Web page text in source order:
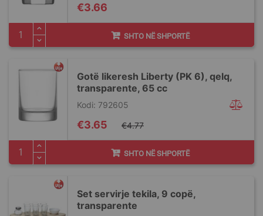
€3.66
SHTO NË SHPORTË
Gotë likeresh Liberty (PK 6), qelq,
transparente, 65 cc
Kodi: 792605
Special
Price
€3.65 €4.77
SHTO NË SHPORTË
Set servirje tekila, 9 copë,
transparente